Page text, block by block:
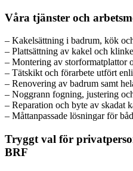
Våra tjänster och
– Kakelsättning i badrum, kök
– Plattsättning av kakel och
– Montering av storformatplattor
– Tätskikt och förarbete utfört
– Renovering av badrum samt
– Noggrann fogning, justering
– Reparation och byte av skadat
– Måttanpassade lösningar för
Tryggt val för
BRF